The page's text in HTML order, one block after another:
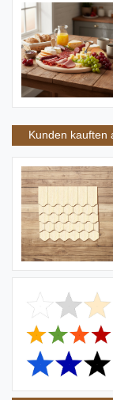
Kunden kauften